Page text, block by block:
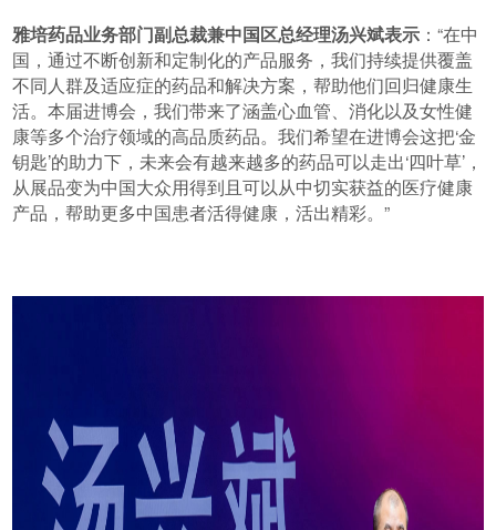
雅培药品业务部门副总裁兼中国区总经理汤兴斌表示 ：“在中
国，通过不断创新和定制化的产品服务，我们持续提供覆盖
不同人群及适应症的药品和解决方案，帮助他们回归健康生
活。本届进博会，我们带来了涵盖心血管、消化以及女性健
康等多个治疗领域的高品质药品。我们希望在进博会这把‘金
钥匙’的助力下，未来会有越来越多的药品可以走出‘四叶草’，
从展品变为中国大众用得到且可以从中切实获益的医疗健康
产品，帮助更多中国患者活得健康，活出精彩。”